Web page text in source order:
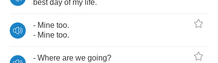
best day of my life.
- Mine too.
- Mine too.
- Where are we going?